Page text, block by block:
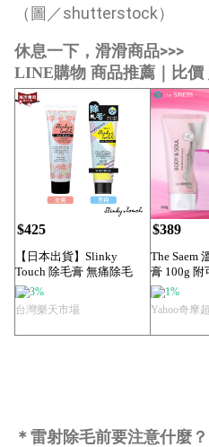
（圖／shutterstock）
休息一下，滑滑商品>>>
LINE購物 商品推薦｜比價
$425
【日本出貨】Slinky
Touch 除毛膏 無痛除毛
快速...
3%
台灣樂天市場
$389
The Saem
膏 100g 附
... 1%
Yahoo奇摩
＊雷射除毛前要注意什麼？